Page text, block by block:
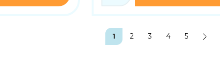
1 2 3 4 5